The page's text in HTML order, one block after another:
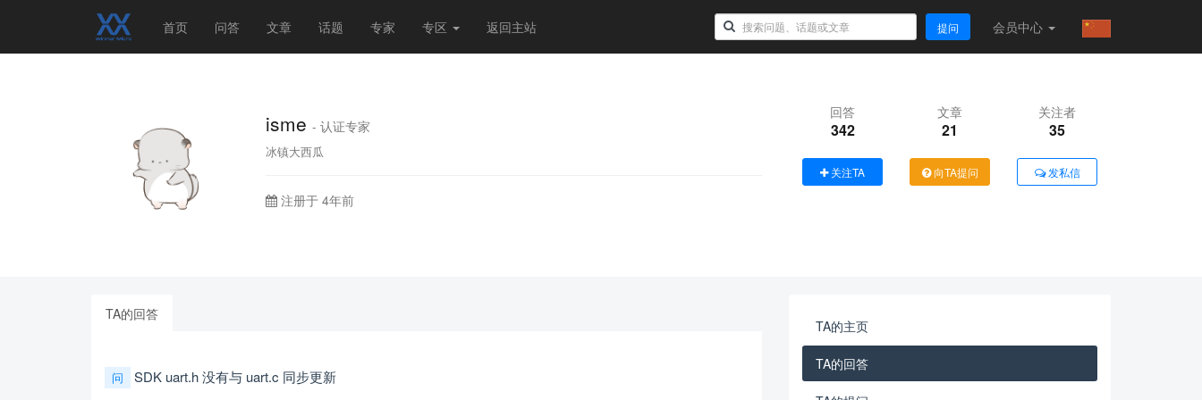
首页 问答 文章 话题 专家 专区 返回主站 提问 会员中心
isme - 认证专家
冰镇大西瓜
注册于 4年前
回答
342
文章
21
关注者
35
关注TA 向TA提问 发私信
TA的回答
问 SDK uart.h 没有与 uart.c 同步更新
TA的主页
TA的回答